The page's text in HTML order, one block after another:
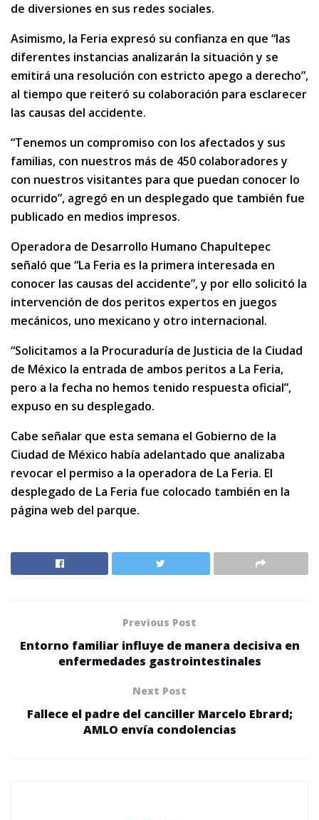
de diversiones en sus redes sociales.
Asimismo, la Feria expresó su confianza en que “las
diferentes instancias analizarán la situación y se
emitirá una resolución con estricto apego a derecho”,
al tiempo que reiteró su colaboración para esclarecer
las causas del accidente.
“Tenemos un compromiso con los afectados y sus
familias, con nuestros más de 450 colaboradores y
con nuestros visitantes para que puedan conocer lo
ocurrido”, agregó en un desplegado que también fue
publicado en medios impresos.
Operadora de Desarrollo Humano Chapultepec
señaló que “La Feria es la primera interesada en
conocer las causas del accidente”, y por ello solicitó la
intervención de dos peritos expertos en juegos
mecánicos, uno mexicano y otro internacional.
“Solicitamos a la Procuraduría de Justicia de la Ciudad
de México la entrada de ambos peritos a La Feria,
pero a la fecha no hemos tenido respuesta oficial”,
expuso en su desplegado.
Cabe señalar que esta semana el Gobierno de la
Ciudad de México había adelantado que analizaba
revocar el permiso a la operadora de La Feria. El
desplegado de La Feria fue colocado también en la
página web del parque.
Previous Post
Entorno familiar influye de manera decisiva en
enfermedades gastrointestinales
Next Post
Fallece el padre del canciller Marcelo Ebrard;
AMLO envía condolencias